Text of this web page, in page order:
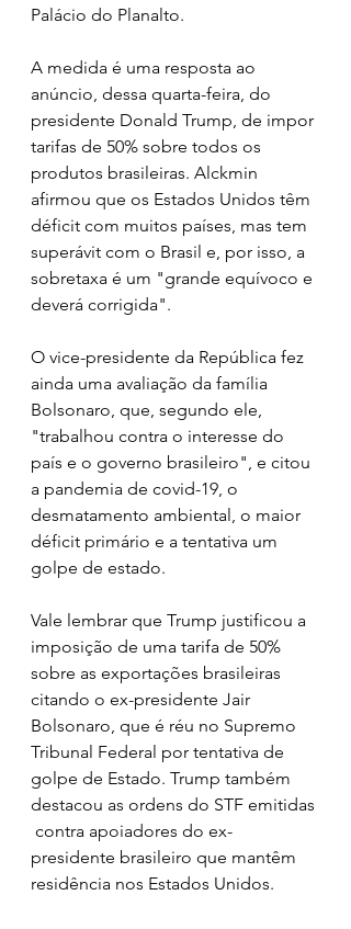
Palácio do Planalto.
A medida é uma resposta ao
anúncio, dessa quarta-feira, do
presidente Donald Trump, de impor
tarifas de 50% sobre todos os
produtos brasileiras. Alckmin
afirmou que os Estados Unidos têm
déficit com muitos países, mas tem
superávit com o Brasil e, por isso, a
sobretaxa é um "grande equívoco e
deverá corrigida".
O vice-presidente da República fez
ainda uma avaliação da família
Bolsonaro, que, segundo ele,
"trabalhou contra o interesse do
país e o governo brasileiro", e citou
a pandemia de covid-19, o
desmatamento ambiental, o maior
déficit primário e a tentativa um
golpe de estado.
Vale lembrar que Trump justificou a
imposição de uma tarifa de 50%
sobre as exportações brasileiras
citando o ex-presidente Jair
Bolsonaro, que é réu no Supremo
Tribunal Federal por tentativa de
golpe de Estado. Trump também
destacou as ordens do STF emitidas
presidente brasileiro que mantêm
residência nos Estados Unidos.